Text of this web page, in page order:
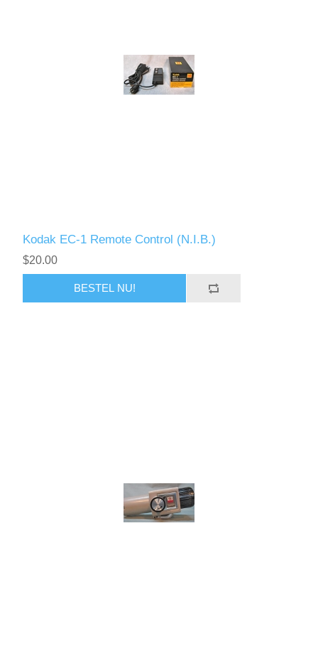
Kodak EC-1 Remote Control (N.I.B.)
$20.00
BESTEL NU!